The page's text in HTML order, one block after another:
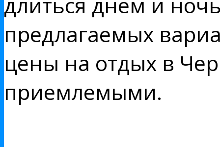
предлагаемых
цены на отдых в
приемлемыми.